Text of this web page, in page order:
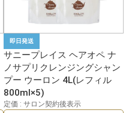
即日発送
サニープレイス ヘアオペ ナ
ノサプリクレンジングシャン
プー ウーロン 4L(レフィル
800ml×5)
定価 : サロン契約後表示